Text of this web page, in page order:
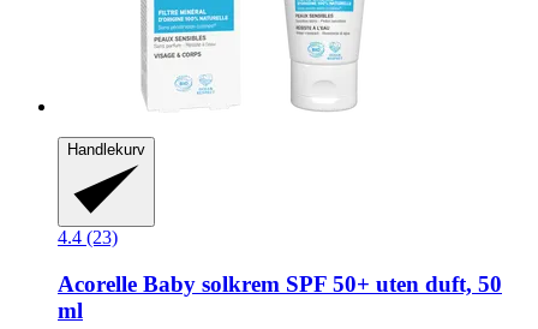
Handlekurv
4.4 (23)
Acorelle Baby solkrem SPF 50+ uten duft, 50
ml